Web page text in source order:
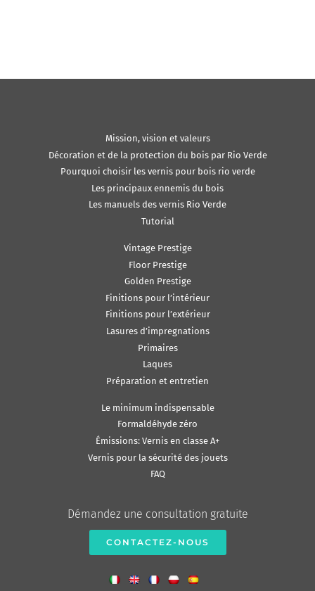
Mission, vision et valeurs
Décoration et de la protection du bois par Rio Verde
Pourquoi choisir les vernis pour bois rio verde
Les principaux ennemis du bois
Les manuels des vernis Rio Verde
Tutorial
Vintage Prestige
Floor Prestige
Golden Prestige
Finitions pour l’intérieur
Finitions pour l’extérieur
Lasures d’impregnations
Primaires
Laques
Préparation et entretien
Le minimum indispensable
Formaldéhyde zéro
Émissions: Vernis en classe A+
Vernis pour la sécurité des jouets
FAQ
Démandez une consultation gratuite
CONTACTEZ-NOUS